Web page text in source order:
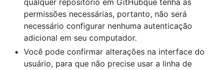
qualquer repositório em GitHubque tenha as
permissões necessárias, portanto, não será
necessário configurar nenhuma autenticação
adicional em seu computador.
Você pode confirmar alterações na interface do
usuário, para que não precise usar a linha de